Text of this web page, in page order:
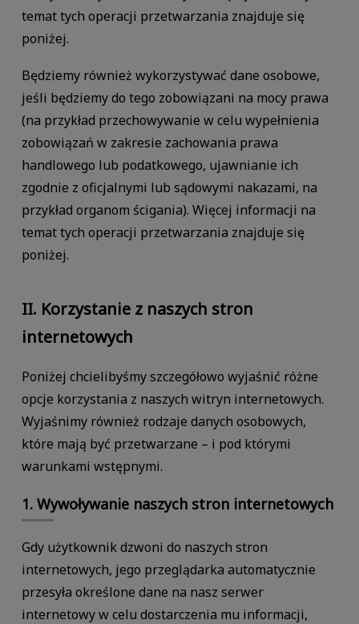
temat tych operacji przetwarzania znajduje się
poniżej.
Będziemy również wykorzystywać dane osobowe,
jeśli będziemy do tego zobowiązani na mocy prawa
(na przykład przechowywanie w celu wypełnienia
zobowiązań w zakresie zachowania prawa
handlowego lub podatkowego, ujawnianie ich
zgodnie z oficjalnymi lub sądowymi nakazami, na
przykład organom ścigania). Więcej informacji na
temat tych operacji przetwarzania znajduje się
poniżej.
II. Korzystanie z naszych stron
internetowych
Poniżej chcielibyśmy szczegółowo wyjaśnić różne
opcje korzystania z naszych witryn internetowych.
Wyjaśnimy również rodzaje danych osobowych,
które mają być przetwarzane – i pod którymi
warunkami wstępnymi.
1. Wywoływanie naszych stron internetowych
Gdy użytkownik dzwoni do naszych stron
internetowych, jego przeglądarka automatycznie
przesyła określone dane na nasz serwer
internetowy w celu dostarczenia mu informacji,